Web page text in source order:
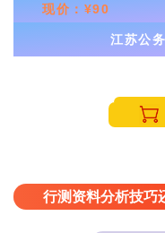
现价： ¥90
江苏公
行测资料分析技巧